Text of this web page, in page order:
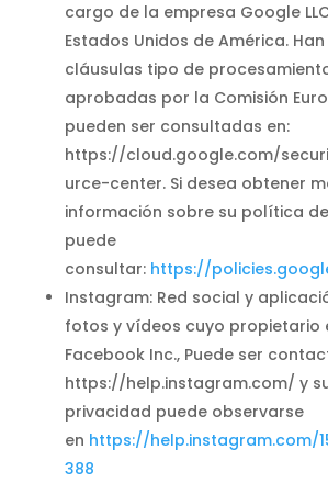
cargo de la empresa Google
Estados Unidos de América.
cláusulas tipo de
aprobadas por la Comisión
pueden ser consultadas en:
https://cloud.google.com/
urce-center. Si desea obtener
información sobre su política
puede
consultar: https://
Instagram: Red social y
fotos y vídeos cuyo propietario
Facebook Inc., Puede ser
https://help.instagram.com/ y
privacidad puede observarse
en https://help.instagram.com/
388